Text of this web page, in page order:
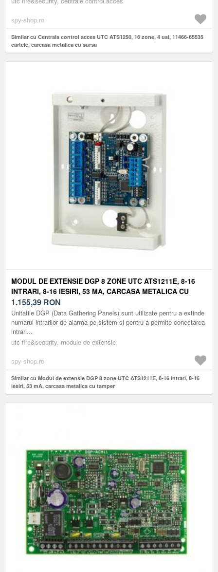
spy-shop.ro
Similar cu Centrala control acces UTC ATS1250, 16 zone, 4 usi, 11466-65535
cartele, carcasa metalica cu sursa
MODUL DE EXTENSIE DGP 8 ZONE UTC ATS1211E, 8-16
INTRARI, 8-16 IESIRI, 53 MA, CARCASA METALICA CU
TAMPER
1.155,39 RON
Unitatile DGP (Data Gathering Panels) sunt utilizate pentru a extinde
numarul intrarilor de alarma pe sistem si pentru a permite conectarea
intrari...
utc fire&security, module de extensie
spy-shop.ro
Similar cu Modul de extensie DGP 8 zone UTC ATS1211E, 8-16 intrari, 8-16
iesiri, 53 mA, carcasa metalica cu tamper